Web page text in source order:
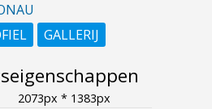
GALLERIJ
2073px * 1383px